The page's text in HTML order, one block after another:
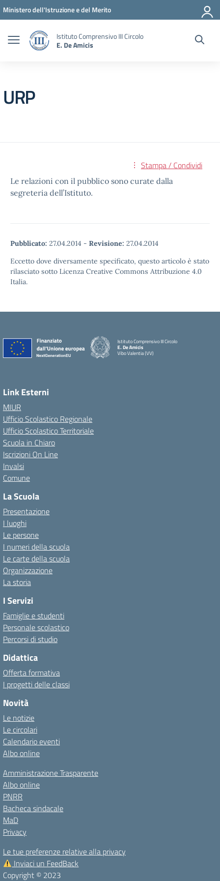
Vai ai contenuti
Vai al menu di navigazione
Vai al footer
Ministero dell'Istruzione e del Merito
Istituto Comprensivo III Circolo
E. De Amicis
URP
Stampa / Condividi
Le relazioni con il pubblico sono curate dalla
segreteria dell’Istituto.
Pubblicato: 27.04.2014 - Revisione: 27.04.2014
Eccetto dove diversamente specificato, questo articolo è stato
rilasciato sotto Licenza Creative Commons Attribuzione 4.0
Italia.
Istituto Comprensivo III Circolo
E. De Amicis
Vibo Valentia (VV)
Link Esterni
MIUR
Ufficio Scolastico Regionale
Ufficio Scolastico Territoriale
Scuola in Chiaro
Iscrizioni On Line
Invalsi
Comune
La Scuola
Presentazione
I luoghi
Le persone
I numeri della scuola
Le carte della scuola
Organizzazione
La storia
I Servizi
Famiglie e studenti
Personale scolastico
Percorsi di studio
Didattica
Offerta formativa
I progetti delle classi
Novità
Le notizie
Le circolari
Calendario eventi
Albo online
Amministrazione Trasparente
Albo online
PNRR
Bacheca sindacale
MaD
Privacy
Le tue preferenze relative alla privacy
Inviaci un FeedBack
Copyright © 2023